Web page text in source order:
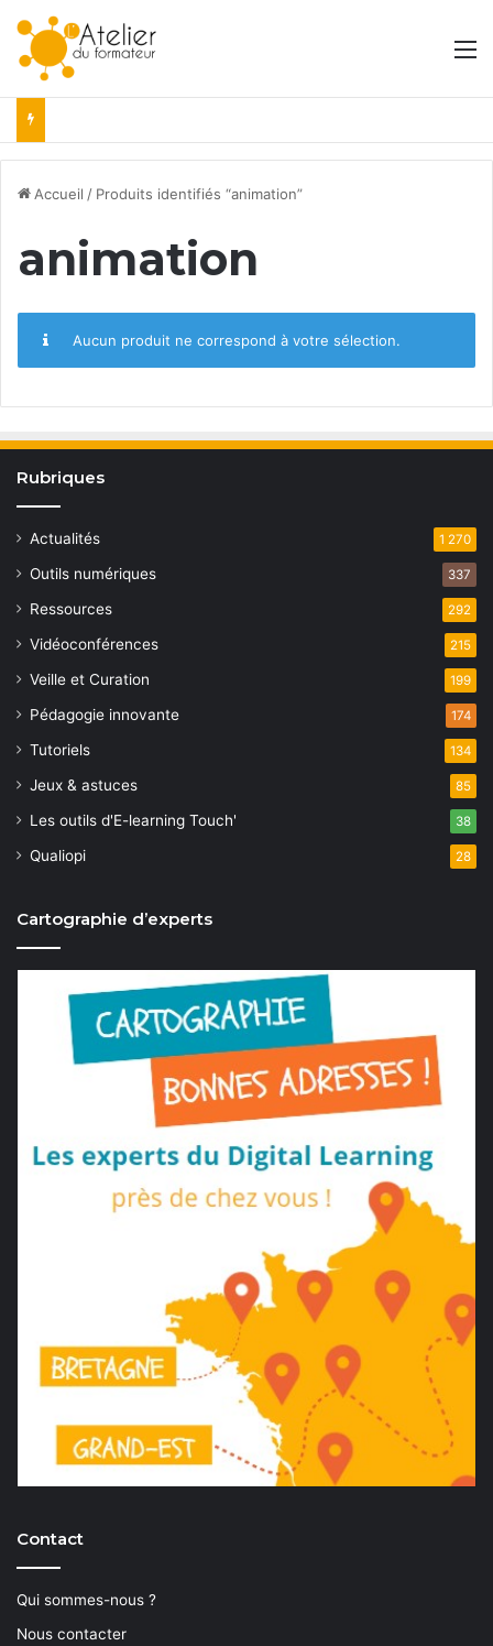
Accueil / Produits identifiés “animation”
animation
Aucun produit ne correspond à votre sélection.
Rubriques
Actualités 1 270
Outils numériques 337
Ressources 292
Vidéoconférences 215
Veille et Curation 199
Pédagogie innovante 174
Tutoriels 134
Jeux & astuces 85
Les outils d'E-learning Touch' 38
Qualiopi 28
Cartographie d’experts
Contact
Qui sommes-nous ?
Nous contacter